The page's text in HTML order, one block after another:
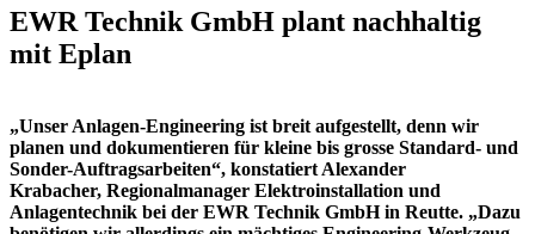
EWR Technik GmbH plant nachhaltig
mit Eplan
„Unser Anlagen-Engineering ist breit aufgestellt, denn wir
planen und dokumentieren für kleine bis grosse Standard- und
Sonder-Auftragsarbeiten“, konstatiert Alexander
Krabacher, Regionalmanager Elektroinstallation und
Anlagentechnik bei der EWR Technik GmbH in Reutte. „Dazu